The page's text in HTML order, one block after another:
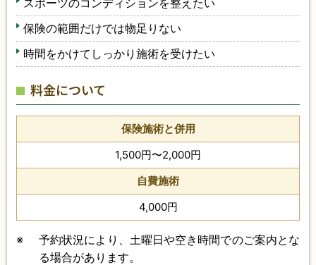
保険の範囲だけでは物足りない
時間をかけてしっかり施術を受けたい
料金について
保険施術と併用
1,500円〜2,000円
自費施術
4,000円
※
予約状況により、土曜日や空き時間でのご案内とな
る場合があります。